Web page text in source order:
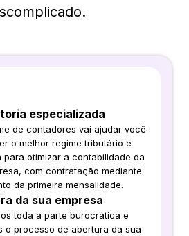
especializada
de contadores vai ajudar você
o melhor regime tributário e
para otimizar a contabilidade da
com contratação mediante
da primeira mensalidade.
da sua empresa
toda a parte burocrática e
o processo de abertura da sua